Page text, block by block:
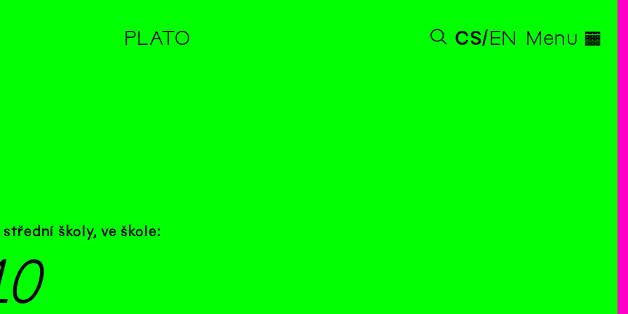
PLATO CS EN Menu ◊
střední školy, ve škole: